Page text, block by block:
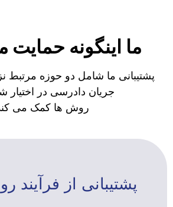
ما اینگونه حمایت
پشتیبانی ما شامل دو حوزه مرتبط
جریان دادرسی در
روش ها کمک می
پشتیبانی از فرآیند